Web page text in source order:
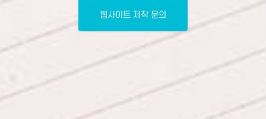
웹사이트 제작 문의